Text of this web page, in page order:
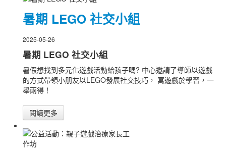
暑期 LEGO 社交小組
2025-05-26
暑期 LEGO 社交小組
暑假想找到多元化遊戲活動給孩子嗎? 中心邀請了導師以遊戲
的方式帶領小朋友以LEGO發展社交技巧， 寓遊戲於學習，一
舉兩得！
閱讀更多